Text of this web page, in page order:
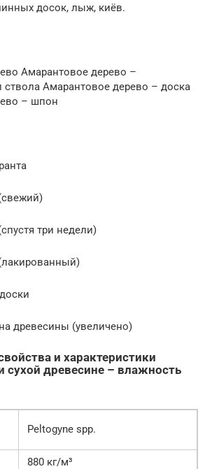
досок, лыж, киёв.
Амарантовое дерево –
Амарантовое дерево – доска
– шпон
три недели)
древесины (увеличено)
и характеристики
сухой древесине – влажность
Peltogyne spp.
880 кг/м³